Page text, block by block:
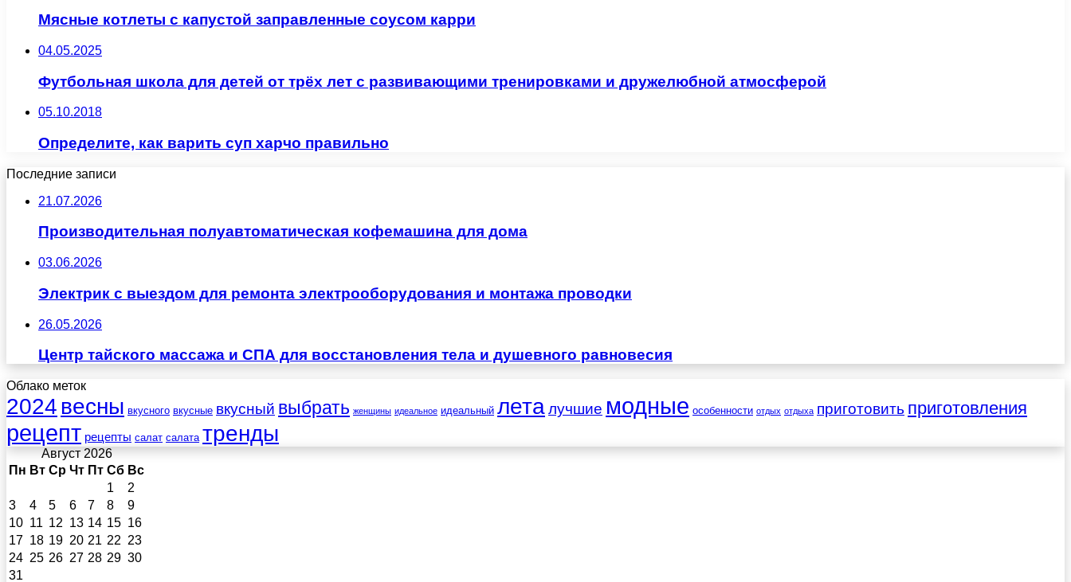
Мясные котлеты с капустой заправленные соусом карри
04.05.2025
Футбольная школа для детей от трёх лет с развивающими тренировками и дружелюбной атмосферой
05.10.2018
Определите, как варить суп харчо правильно
Последние записи
21.07.2026
Производительная полуавтоматическая кофемашина для дома
03.06.2026
Электрик с выездом для ремонта электрооборудования и монтажа проводки
26.05.2026
Центр тайского массажа и СПА для восстановления тела и душевного равновесия
Облако меток
2024 весны вкусного вкусные вкусный выбрать женщины идеальное идеальный леталучшие модные особенности отдых отдыха приготовить приготовления
рецепт рецепты салат салата тренды
Август 2026
Пн Вт Ср Чт Пт Сб Вс
1
2
3
4 5 6 7 8
9
10 11 12 13 14 15 16
17 18 19 20 21 22 23
24 25 26 27 28 29 30
31